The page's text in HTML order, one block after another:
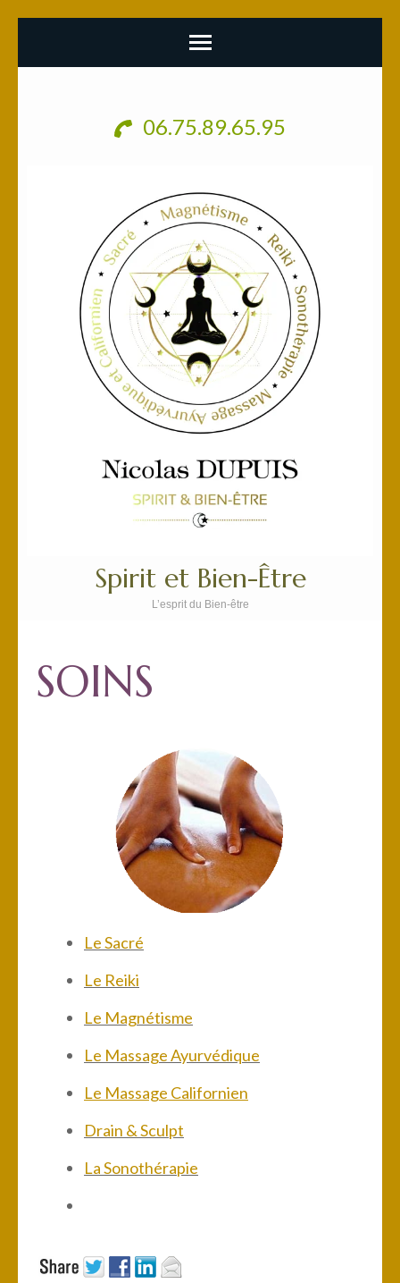
06.75.89.65.95
Spirit et Bien-Être
L’esprit du Bien-être
SOINS
Le Sacré
Le Reiki
Le Magnétisme
Le Massage Ayurvédique
Le Massage Californien
Drain & Sculpt
La Sonothérapie